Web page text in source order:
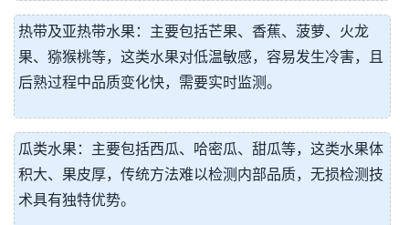
热带及亚热带水果：主要包括芒果、香蕉、菠萝、火龙
果、猕猴桃等，这类水果对低温敏感，容易发生冷害，且
后熟过程中品质变化快，需要实时监测。
瓜类水果：主要包括西瓜、哈密瓜、甜瓜等，这类水果体
积大、果皮厚，传统方法难以检测内部品质，无损检测技
术具有独特优势。